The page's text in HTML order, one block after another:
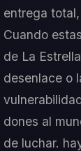
entrega
Cuando
de La
desenlace o
dones al
de luchar.